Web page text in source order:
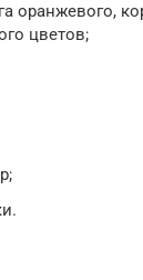
оранжевого,
цветов;